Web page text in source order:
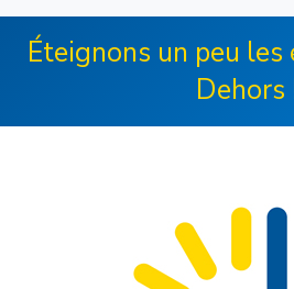
Éteignons un peu les
Dehors